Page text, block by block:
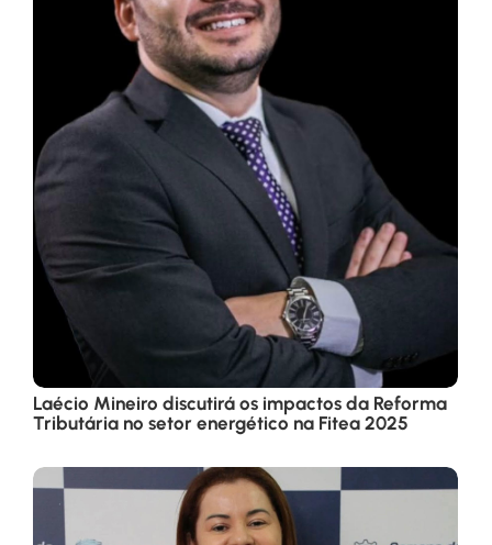
Laécio Mineiro discutirá os impactos da Reforma
Tributária no setor energético na Fitea 2025